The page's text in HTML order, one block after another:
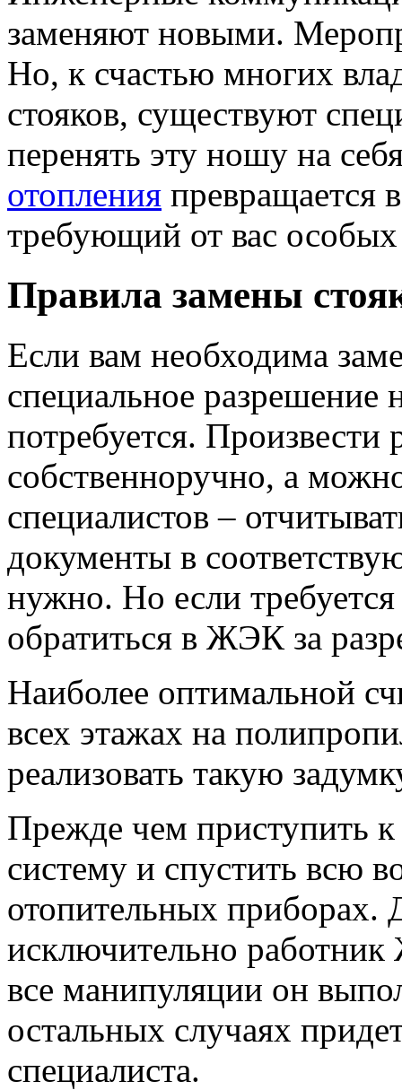
заменяют новыми.
Но, к счастью многих
стояков, существуют
перенять эту ношу на
отопления превращается
требующий от вас
Правила замены
Если вам необходима
специальное разрешение
потребуется.
собственноручно, а
специалистов –
документы в
нужно. Но если
обратиться в ЖЭК за
Наиболее оптимальной
всех этажах на
реализовать такую
Прежде чем приступить
систему и спустить всю
отопительных приборах.
исключительно
все манипуляции он
остальных случаях
специалиста.